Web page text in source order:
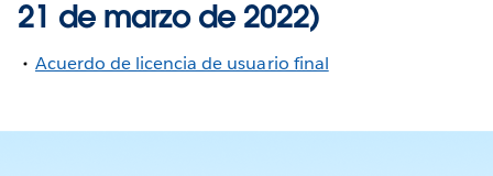
21 de marzo de 2022)
Acuerdo de licencia de usuario final